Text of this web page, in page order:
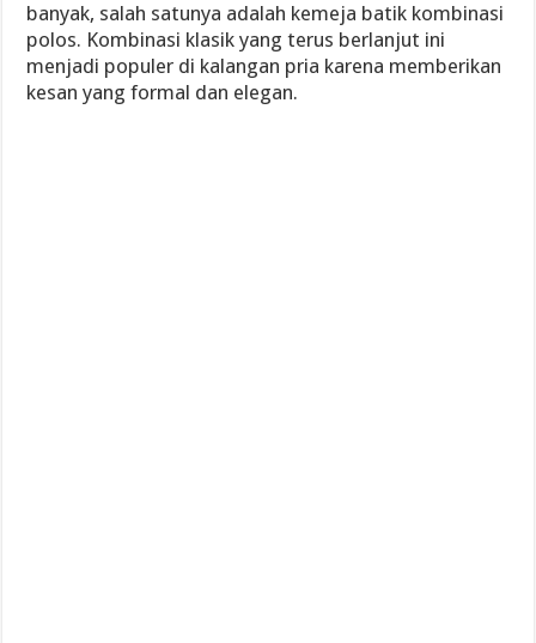
banyak, salah satunya adalah kemeja batik kombinasi
polos. Kombinasi klasik yang terus berlanjut ini
menjadi populer di kalangan pria karena memberikan
kesan yang formal dan elegan.